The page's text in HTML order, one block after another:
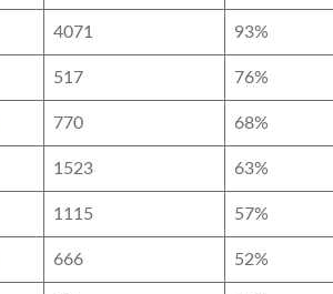
4071 93%
517 76%
770 68%
1523 63%
1115 57%
666 52%